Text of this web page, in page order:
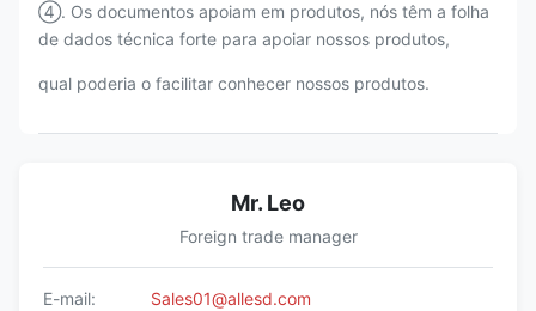
④. Os documentos apoiam em produtos, nós têm a folha
de dados técnica forte para apoiar nossos produtos,
qual poderia o facilitar conhecer nossos produtos.
Mr. Leo
Foreign trade manager
E-mail:
Sales01@allesd.com